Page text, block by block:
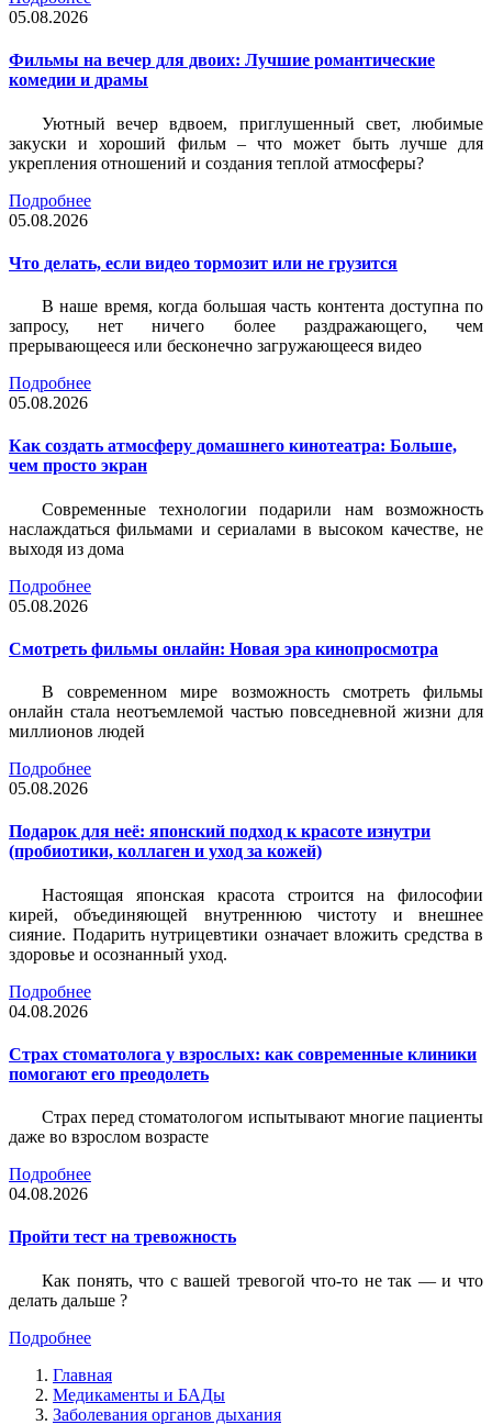
05.08.2026
Фильмы на вечер для двоих: Лучшие романтические
комедии и драмы
Уютный вечер вдвоем, приглушенный свет, любимые
закуски и хороший фильм – что может быть лучше для
укрепления отношений и создания теплой атмосферы?
Подробнее
05.08.2026
Что делать, если видео тормозит или не грузится
В наше время, когда большая часть контента доступна по
запросу, нет ничего более раздражающего, чем
прерывающееся или бесконечно загружающееся видео
Подробнее
05.08.2026
Как создать атмосферу домашнего кинотеатра: Больше,
чем просто экран
Современные технологии подарили нам возможность
наслаждаться фильмами и сериалами в высоком качестве, не
выходя из дома
Подробнее
05.08.2026
Смотреть фильмы онлайн: Новая эра кинопросмотра
В современном мире возможность смотреть фильмы
онлайн стала неотъемлемой частью повседневной жизни для
миллионов людей
Подробнее
05.08.2026
Подарок для неё: японский подход к красоте изнутри
(пробиотики, коллаген и уход за кожей)
Настоящая японская красота строится на философии
кирей, объединяющей внутреннюю чистоту и внешнее
сияние. Подарить нутрицевтики означает вложить средства в
здоровье и осознанный уход.
Подробнее
04.08.2026
Страх стоматолога у взрослых: как современные клиники
помогают его преодолеть
Страх перед стоматологом испытывают многие пациенты
даже во взрослом возрасте
Подробнее
04.08.2026
Пройти тест на тревожность
Как понять, что с вашей тревогой что-то не так — и что
делать дальше ?
Подробнее
Главная
Медикаменты и БАДы
Заболевания органов дыхания